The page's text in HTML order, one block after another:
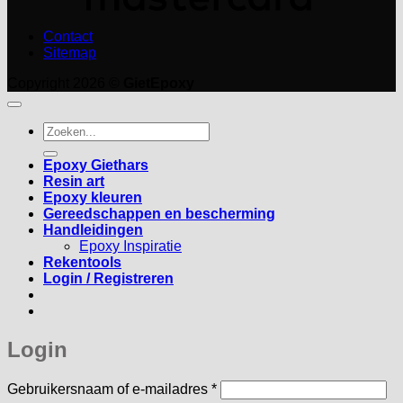
Contact
Sitemap
Zoeken
naar:
Epoxy Giethars
Resin art
Epoxy kleuren
Gereedschappen en bescherming
Handleidingen
Epoxy Inspiratie
Rekentools
Login / Registreren
Login
Gebruikersnaam of e-mailadres *Vereist